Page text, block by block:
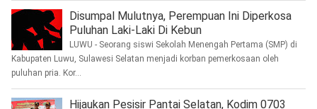
Disumpal Mulutnya, Perempuan Ini Diperkosa
Puluhan Laki-Laki Di Kebun
LUWU - Seorang siswi Sekolah Menengah Pertama (SMP) di
Kabupaten Luwu, Sulawesi Selatan menjadi korban pemerkosaan oleh
puluhan pria. Kor...
Hijaukan Pesisir Pantai Selatan, Kodim 0703